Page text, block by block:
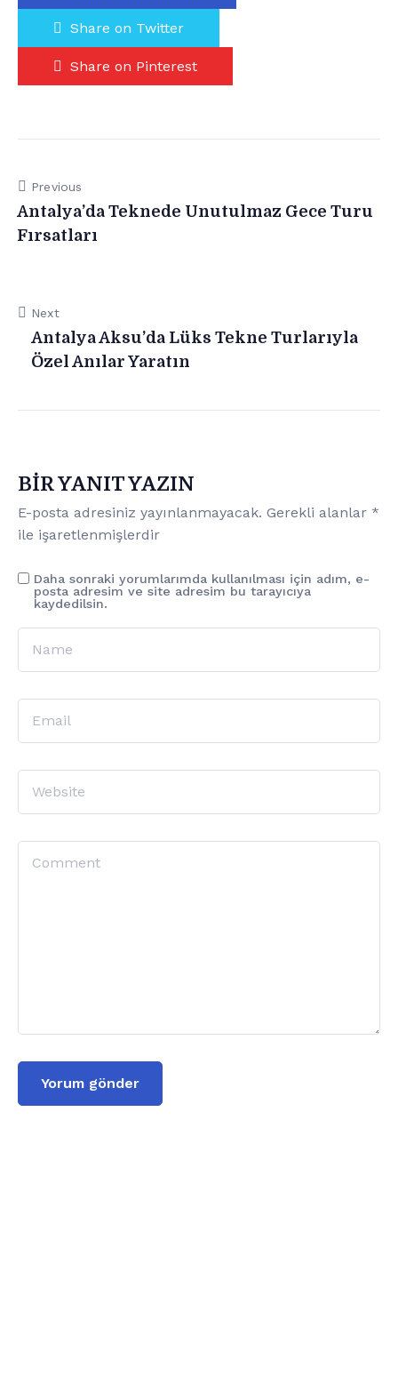
Share on Twitter
Share on Pinterest
Previous
Antalya’da Teknede Unutulmaz Gece Turu
Fırsatları
Next
Antalya Aksu’da Lüks Tekne Turlarıyla
Özel Anılar Yaratın
BIR YANIT YAZIN
E-posta adresiniz yayınlanmayacak. Gerekli alanlar *
ile işaretlenmişlerdir
Daha sonraki yorumlarımda kullanılması için adım, e-
posta adresim ve site adresim bu tarayıcıya
kaydedilsin.